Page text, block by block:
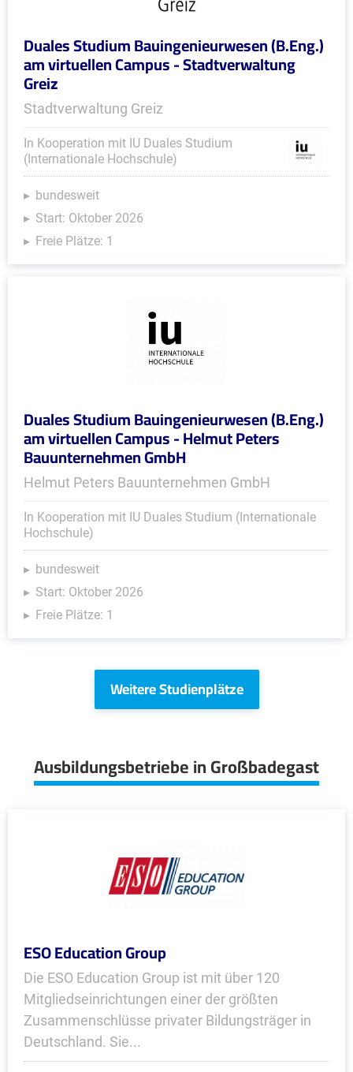
Duales Studium Bauingenieurwesen (B.Eng.)
am virtuellen Campus - Stadtverwaltung
Greiz
Stadtverwaltung Greiz
In Kooperation mit IU Duales Studium
(Internationale Hochschule)
bundesweit
Start: Oktober 2026
Freie Plätze: 1
Duales Studium Bauingenieurwesen (B.Eng.)
am virtuellen Campus - Helmut Peters
Bauunternehmen GmbH
Helmut Peters Bauunternehmen GmbH
In Kooperation mit IU Duales Studium (Internationale
Hochschule)
bundesweit
Start: Oktober 2026
Freie Plätze: 1
Weitere Studienplätze
Ausbildungsbetriebe in Großbadegast
ESO Education Group
Die ESO Education Group ist mit über 120
Mitgliedseinrichtungen einer der größten
Zusammenschlüsse privater Bildungsträger in
Deutschland. Sie...